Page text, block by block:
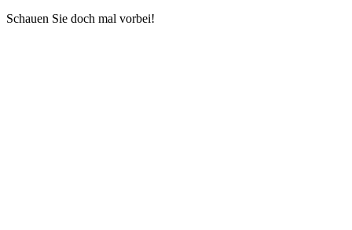
Schauen Sie doch mal vorbei!